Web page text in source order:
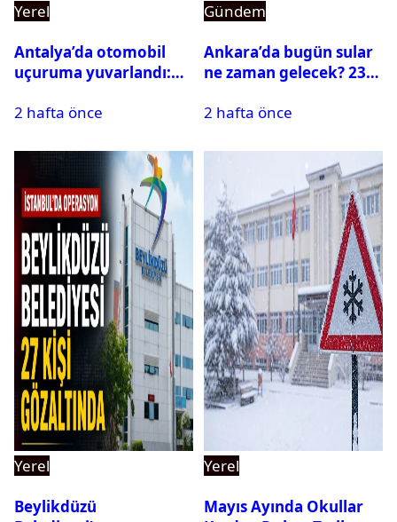
Yerel
Antalya’da otomobil
uçuruma yuvarlandı:
var
2 hafta önce
Gündem
Ankara’da bugün sular
ne zaman gelecek? 23
su kesintisi sorgulama
2 hafta önce
Yerel
Beylikdüzü
Yerel
Mayıs Ayında Okullar